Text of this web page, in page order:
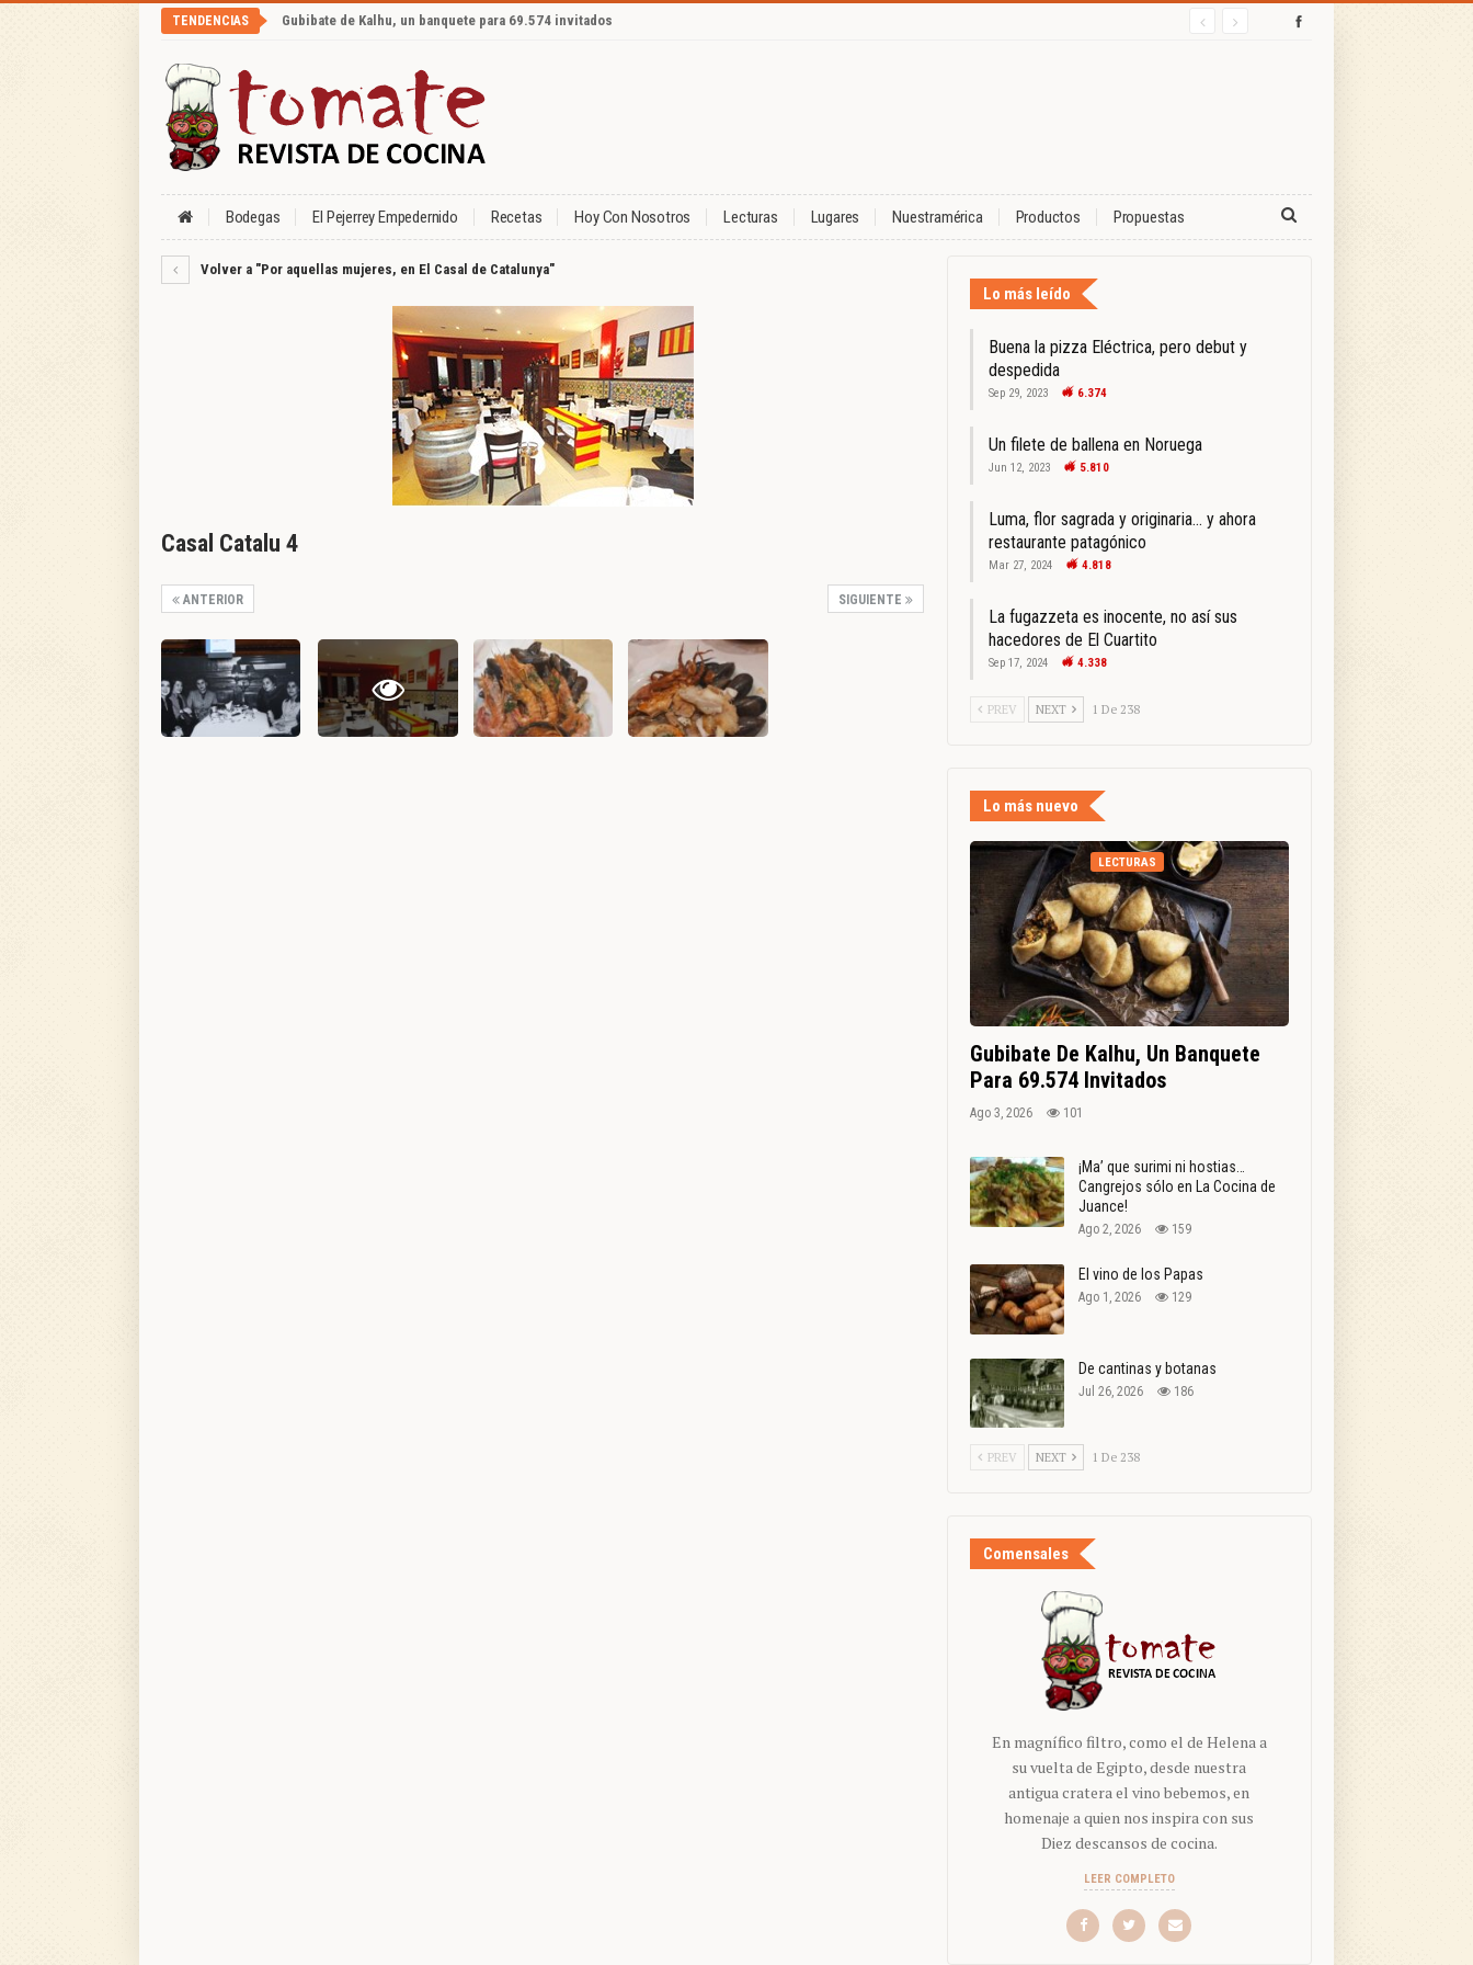
TENDENCIAS Gubibate de Kalhu, un banquete para 69.574 invitados
Bodegas El Pejerrey Empedernido Recetas Hoy Con Nosotros Lecturas Lugares Nuestramérica Productos Propuestas
Volver a "Por aquellas mujeres, en El Casal de Catalunya"
Casal Catalu 4
SIGUIENTE
ANTERIOR
Lo más leído
Buena la pizza Eléctrica, pero debut y
despedida
Sep 29, 2023 6.374
Un filete de ballena en Noruega
Jun 12, 2023 5.810
Luma, flor sagrada y originaria… y ahora
restaurante patagónico
Mar 27, 2024 4.818
La fugazzeta es inocente, no así sus
hacedores de El Cuartito
Sep 17, 2024 4.338
PREV NEXT 1 De 238
Lo más nuevo
LECTURAS
Gubibate De Kalhu, Un Banquete
Para 69.574 Invitados
Ago 3, 2026 101
¡Ma’ que surimi ni hostias…
Cangrejos sólo en La Cocina de
Juance!
Ago 2, 2026 159
El vino de los Papas
Ago 1, 2026 129
De cantinas y botanas
Jul 26, 2026 186
PREV NEXT 1 De 238
Comensales
En magnífico filtro, como el de Helena a
su vuelta de Egipto, desde nuestra
antigua cratera el vino bebemos, en
homenaje a quien nos inspira con sus
Diez descansos de cocina.
LEER COMPLETO